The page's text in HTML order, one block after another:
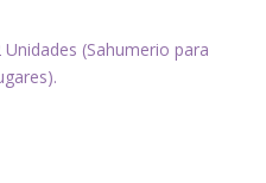
(Sahumerio para